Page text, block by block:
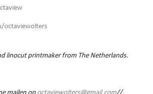
octaviewolters
linocut printmaker from The Netherlands.